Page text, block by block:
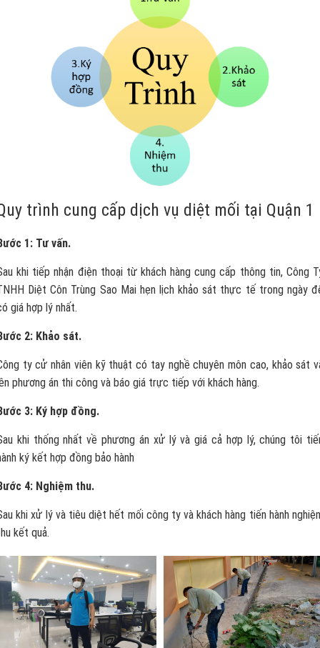
trình cung cấp dịch vụ diệt mối tại Quận 1
1: Tư vấn.
khi tiếp nhận điện thoại từ khách hàng cung cấp thông tin, Công
Diệt Côn Trùng Sao Mai hẹn lịch khảo sát thực tế trong ngày
giá hợp lý nhất.
2: Khảo sát.
ty cử nhân viên kỹ thuật có tay nghề chuyên môn cao, khảo sát
phương án thi công và báo giá trực tiếp với khách hàng.
3: Ký hợp đồng.
khi thống nhất về phương án xử lý và giá cả hợp lý, chúng tôi
ký kết hợp đồng bảo hành
4: Nghiệm thu.
khi xử lý và tiêu diệt hết mối công ty và khách hàng tiến hành
kết quả.